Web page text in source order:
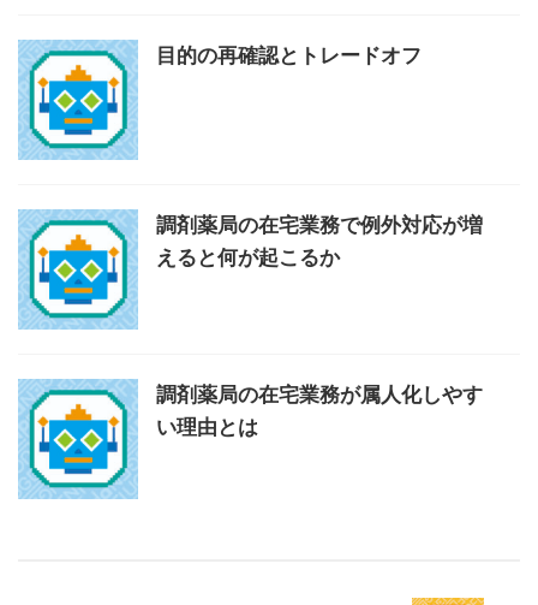
目的の再確認とトレードオフ
調剤薬局の在宅業務で例外対応が増
えると何が起こるか
調剤薬局の在宅業務が属人化しやす
い理由とは